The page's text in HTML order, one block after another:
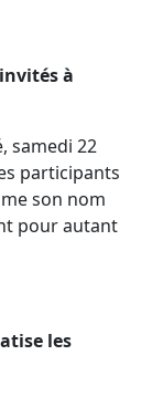
à
samedi 22
participants
son nom
pour autant
les